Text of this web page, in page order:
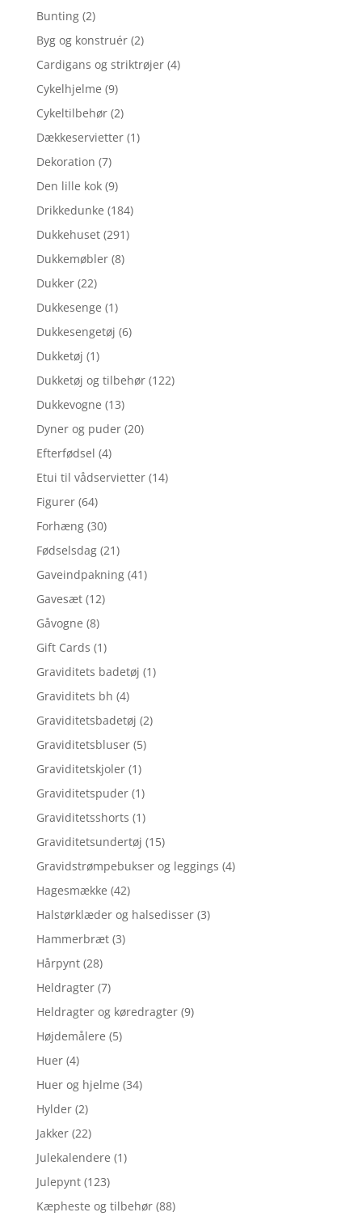
Bunting (2)
Byg og konstruér (2)
Cardigans og striktrøjer (4)
Cykelhjelme (9)
Cykeltilbehør (2)
Dækkeservietter (1)
Dekoration (7)
Den lille kok (9)
Drikkedunke (184)
Dukkehuset (291)
Dukkemøbler (8)
Dukker (22)
Dukkesenge (1)
Dukkesengetøj (6)
Dukketøj (1)
Dukketøj og tilbehør (122)
Dukkevogne (13)
Dyner og puder (20)
Efterfødsel (4)
Etui til vådservietter (14)
Figurer (64)
Forhæng (30)
Fødselsdag (21)
Gaveindpakning (41)
Gavesæt (12)
Gåvogne (8)
Gift Cards (1)
Graviditets badetøj (1)
Graviditets bh (4)
Graviditetsbadetøj (2)
Graviditetsbluser (5)
Graviditetskjoler (1)
Graviditetspuder (1)
Graviditetsshorts (1)
Graviditetsundertøj (15)
Gravidstrømpebukser og leggings (4)
Hagesmække (42)
Halstørklæder og halsedisser (3)
Hammerbræt (3)
Hårpynt (28)
Heldragter (7)
Heldragter og køredragter (9)
Højdemålere (5)
Huer (4)
Huer og hjelme (34)
Hylder (2)
Jakker (22)
Julekalendere (1)
Julepynt (123)
Kæpheste og tilbehør (88)